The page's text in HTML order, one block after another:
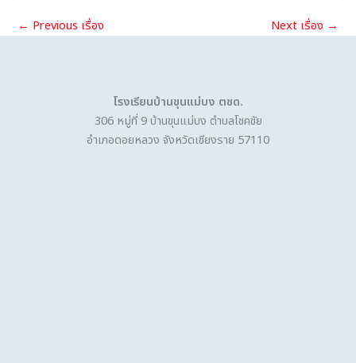
← Previous เรื่อง Next เรื่อง →
โรงเรียนบ้านขุนแม่บง ตชด.
306 หมู่ที่ 9 บ้านขุนแม่บง ตำบลโชคชัย
อำเภอดอยหลวง จังหวัดเชียงราย 57110